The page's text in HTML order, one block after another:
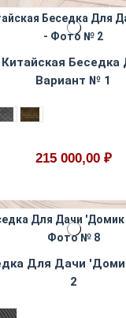
Беседка
Вариант № 1
215 000,00 ₽
Для Дaчи
2